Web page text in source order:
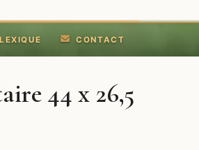
LEXIQUE CONTACT
44 x 26,5